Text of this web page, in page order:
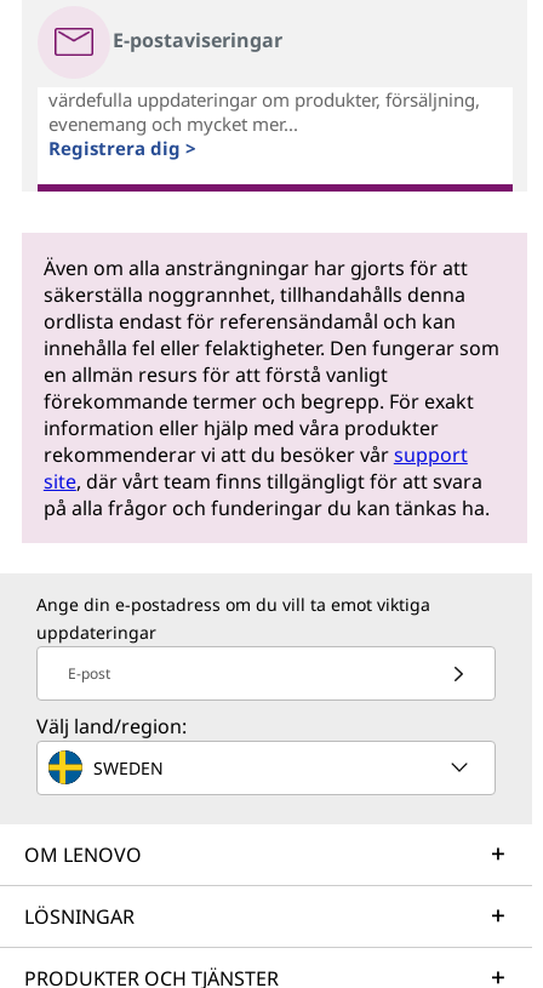
E-postaviseringar
värdefulla uppdateringar om produkter, försäljning,
evenemang och mycket mer...
Registrera dig >
Även om alla ansträngningar har gjorts för att
säkerställa noggrannhet, tillhandahålls denna
ordlista endast för referensändamål och kan
innehålla fel eller felaktigheter. Den fungerar som
en allmän resurs för att förstå vanligt
förekommande termer och begrepp. För exakt
information eller hjälp med våra produkter
rekommenderar vi att du besöker vårsupport
site, där vårt team finns tillgängligt för att svara
på alla frågor och funderingar du kan tänkas ha.
Ange din e-postadress om du vill ta emot viktiga
uppdateringar
E-post
Välj land/region:
SWEDEN
OM LENOVO
LÖSNINGAR
PRODUKTER OCH TJÄNSTER